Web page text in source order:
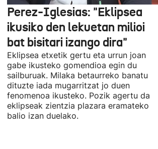
Perez-Iglesias: "Eklipsea
ikusiko den lekuetan milioi
bat bisitari izango dira"
Eklipsea etxetik gertu eta urrun joan
gabe ikusteko gomendioa egin du
sailburuak. Milaka betaurreko banatu
dituzte iada mugarritzat jo duen
fenomenoa ikusteko. Pozik agertu da
eklipseak zientzia plazara eramateko
balio izan duelako.